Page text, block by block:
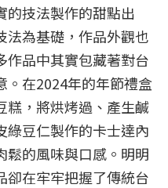
的技法製作的甜點出
法為基礎，作品外觀也
作品中其實包藏著對台
。在2024年的年節禮盒
糕，將烘烤過、產生鹹
綠豆仁製作的卡士達內
鬆的風味與口感。明明
卻在牢牢把握了傳統台